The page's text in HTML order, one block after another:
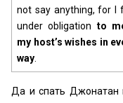
not say anything, for I
under obligation to
my host’s wishes in
way
Да и спать Джонатан